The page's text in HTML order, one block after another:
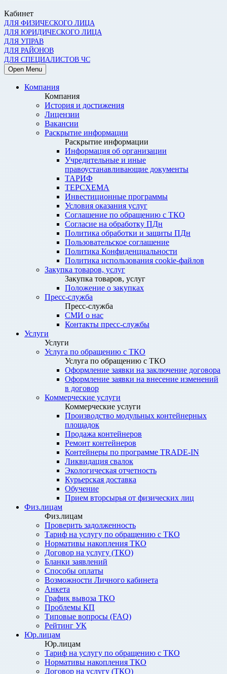
Кабинет
ДЛЯ ФИЗИЧЕСКОГО ЛИЦА
ДЛЯ ЮРИДИЧЕСКОГО ЛИЦА
ДЛЯ УПРАВ
ДЛЯ РАЙОНОВ
ДЛЯ СПЕЦИАЛИСТОВ ЧС
Open Menu
Компания
Компания
История и достижения
Лицензии
Вакансии
Раскрытие информации
Раскрытие информации
Информация об организации
Учредительные и иные
правоустанавливающие документы
ТАРИФ
ТЕРСХЕМА
Инвестиционные программы
Условия оказания услуг
Соглашение по обращению с ТКО
Согласие на обработку ПДн
Политика обработки и защиты ПДн
Пользовательское соглашение
Политика Конфиденциальности
Политика использования cookie-файлов
Закупка товаров, услуг
Закупка товаров, услуг
Положение о закупках
Пресс-служба
Пресс-служба
СМИ о нас
Контакты пресс-службы
Услуги
Услуги
Услуга по обращению с ТКО
Услуга по обращению с ТКО
Оформление заявки на заключение договора
Оформление заявки на внесение изменений
в договор
Коммерческие услуги
Коммерческие услуги
Производство модульных контейнерных
площадок
Продажа контейнеров
Ремонт контейнеров
Контейнеры по программе TRADE-IN
Ликвидация свалок
Экологическая отчетность
Курьерская доставка
Обучение
Прием вторсырья от физических лиц
Физ.лицам
Физ.лицам
Проверить задолженность
Тариф на услугу по обращению с ТКО
Нормативы накопления ТКО
Договор на услугу (ТКО)
Бланки заявлений
Способы оплаты
Возможности Личного кабинета
Анкета
График вывоза ТКО
Проблемы КП
Типовые вопросы (FAQ)
Рейтинг УК
Юр.лицам
Юр.лицам
Тариф на услугу по обращению с ТКО
Нормативы накопления ТКО
Договор на услугу (ТКО)